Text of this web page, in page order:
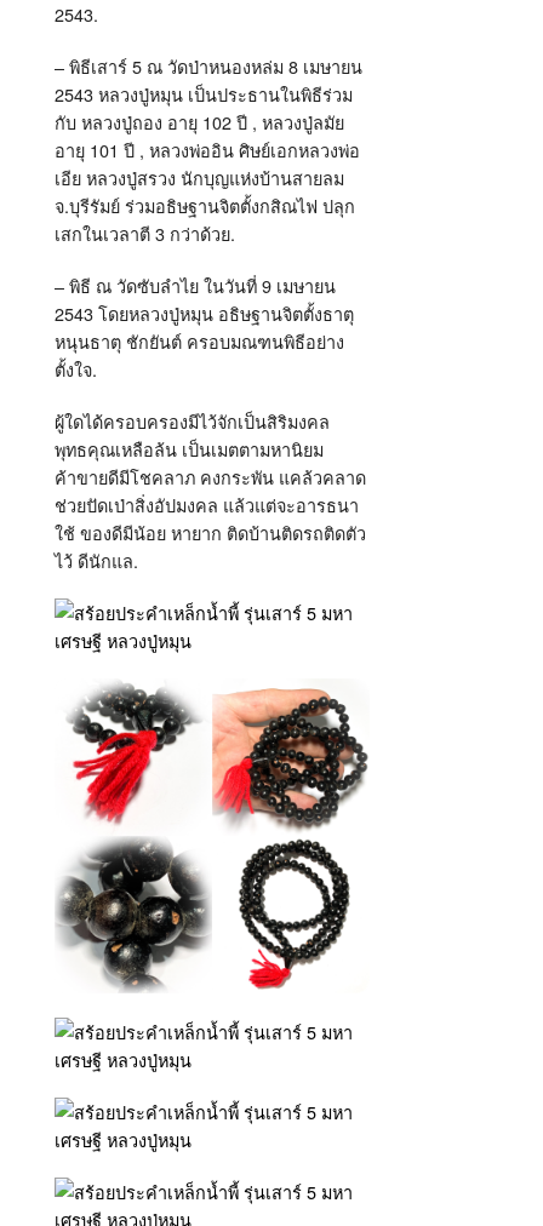
2543.
– พิธีเสาร์ 5 ณ วัดป่าหนองหล่ม 8 เมษายน
2543 หลวงปู่หมุน เป็นประธานในพิธีร่วม
กับ หลวงปู่ถอง อายุ 102 ปี , หลวงปู่ลมัย
อายุ 101 ปี , หลวงพ่ออิน ศิษย์เอกหลวงพ่อ
เอีย หลวงปู่สรวง นักบุญแห่งบ้านสายลม
จ.บุรีรัมย์ ร่วมอธิษฐานจิตตั้งกสิณไฟ ปลุก
เสกในเวลาตี 3 กว่าด้วย.
– พิธี ณ วัดซับลำไย ในวันที่ 9 เมษายน
2543 โดยหลวงปู่หมุน อธิษฐานจิตตั้งธาตุ
หนุนธาตุ ชักยันต์ ครอบมณฑนพิธีอย่าง
ตั้งใจ.
ผู้ใดได้ครอบครองมีไว้จักเป็นสิริมงคล
พุทธคุณเหลือล้น เป็นเมตตามหานิยม
ค้าขายดีมีโชคลาภ คงกระพัน แคล้วคลาด
ช่วยปัดเป่าสิ่งอัปมงคล แล้วแต่จะอารธนา
ใช้ ของดีมีน้อย หายาก ติดบ้านติดรถติดตัว
ไว้ ดีนักแล.